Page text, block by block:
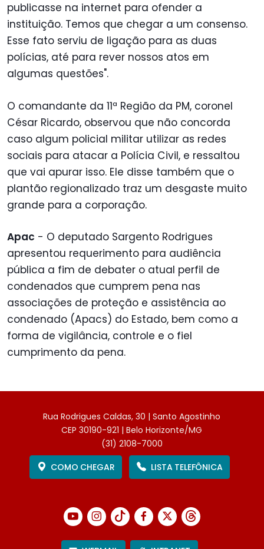
publicasse na internet para ofender a
instituição. Temos que chegar a um consenso.
Esse fato serviu de ligação para as duas
polícias, até para rever nossos atos em
algumas questões".
O comandante da 11ª Região da PM, coronel
César Ricardo, observou que não concorda
caso algum policial militar utilizar as redes
sociais para atacar a Polícia Civil, e ressaltou
que vai apurar isso. Ele disse também que o
plantão regionalizado traz um desgaste muito
grande para a corporação.
Apac - O deputado Sargento Rodrigues
apresentou requerimento para audiência
pública a fim de debater o atual perfil de
condenados que cumprem pena nas
associações de proteção e assistência ao
condenado (Apacs) do Estado, bem como a
forma de vigilância, controle e o fiel
cumprimento da pena.
Rua Rodrigues Caldas, 30 | Santo Agostinho
CEP 30190-921 | Belo Horizonte/MG
(31) 2108-7000
COMO CHEGAR
LISTA TELEFÔNICA